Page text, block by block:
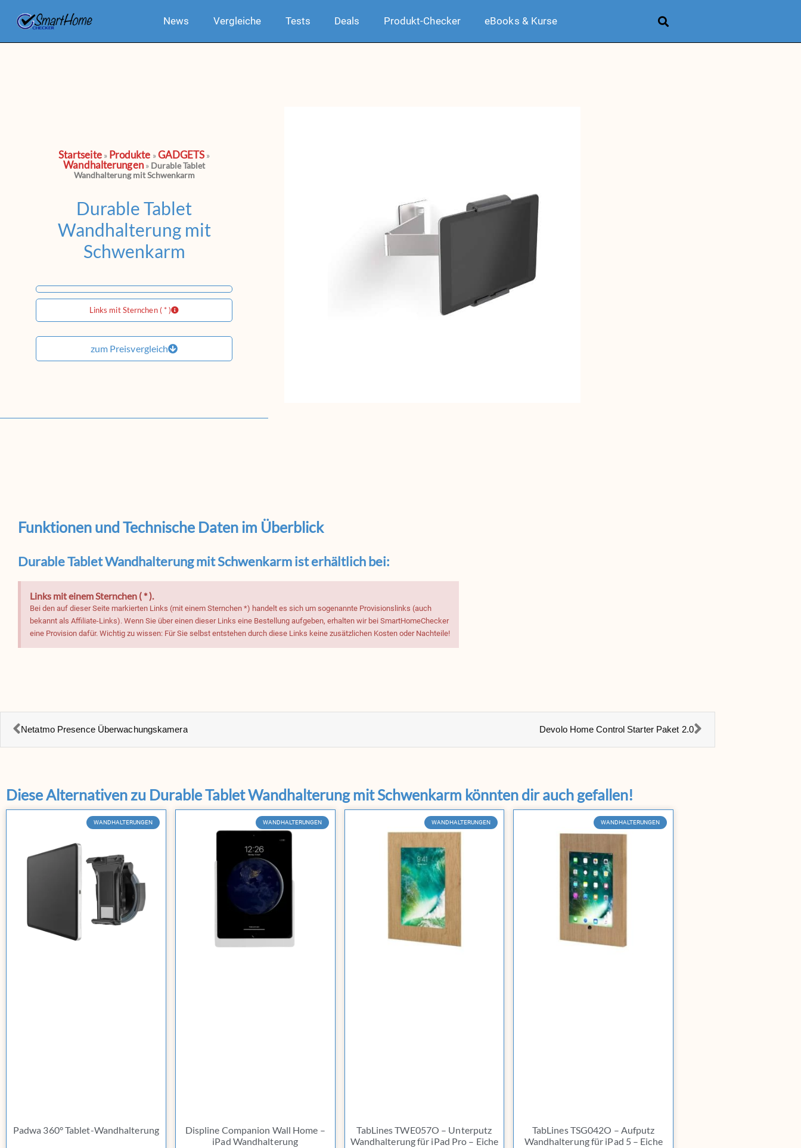
News Vergleiche Tests Deals Produkt-Checker eBooks & Kurse
Startseite» Produkte »GADGETS »
Wandhalterungen» Durable Tablet
Wandhalterung mit Schwenkarm
Durable Tablet
Wandhalterung mit
Schwenkarm
Links mit Sternchen ( * )
zum Preisvergleich
Funktionen und Technische Daten im Überblick
Durable Tablet Wandhalterung mit Schwenkarm ist erhältlich bei:
Links mit einem Sternchen ( * ).
Bei den auf dieser Seite markierten Links (mit einem Sternchen *) handelt es sich um sogenannte Provisionslinks (auch
bekannt als Affiliate-Links). Wenn Sie über einen dieser Links eine Bestellung aufgeben, erhalten wir bei SmartHomeChecker
eine Provision dafür. Wichtig zu wissen: Für Sie selbst entstehen durch diese Links keine zusätzlichen Kosten oder Nachteile!
Netatmo Presence Überwachungskamera Devolo Home Control Starter Paket 2.0
Diese Alternativen zu Durable Tablet Wandhalterung mit Schwenkarm könnten dir auch gefallen!
WANDHALTERUNGEN
Padwa 360° Tablet-Wandhalterung
WANDHALTERUNGEN
Displine Companion Wall Home –
iPad Wandhalterung
WANDHALTERUNGEN
TabLines TWE057O – Unterputz
Wandhalterung für iPad Pro – Eiche
WANDHALTERUNGEN
TabLines TSG042O – Aufputz
Wandhalterung für iPad 5 – Eiche